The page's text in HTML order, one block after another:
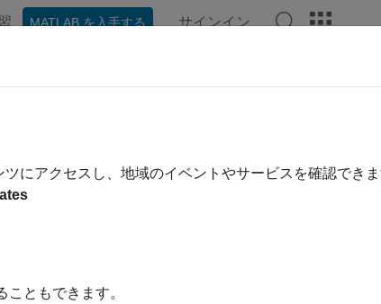
MATLAB を入手する サインイン
Rule 14-7-3
specializations for a template shall be declared in the
specializations for a template shall be declared in the
にアクセスし、地域のイベントやサービスを確認でき
ともできます。